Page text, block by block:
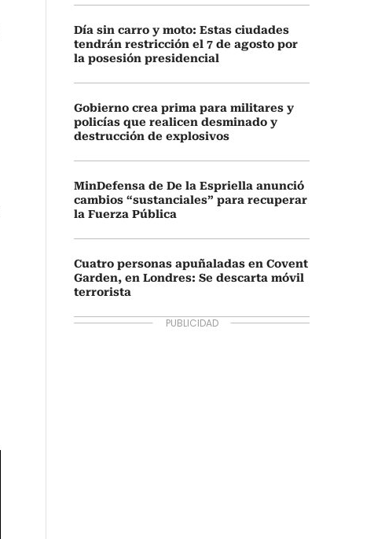
Día sin carro y moto: Estas ciudades
tendrán restricción el 7 de agosto por
la posesión presidencial
Gobierno crea prima para militares y
policías que realicen desminado y
destrucción de explosivos
MinDefensa de De la Espriella anunció
cambios “sustanciales” para recuperar
la Fuerza Pública
Cuatro personas apuñaladas en Covent
Garden, en Londres: Se descarta móvil
terrorista